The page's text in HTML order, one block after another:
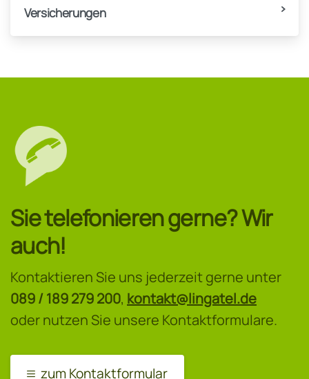
Versicherungen
Sie telefonieren gerne? Wir
auch!
Kontaktieren Sie uns jederzeit gerne unter
089 / 189 279 200, kontakt@lingatel.de
oder nutzen Sie unsere Kontaktformulare.
zum Kontaktformular